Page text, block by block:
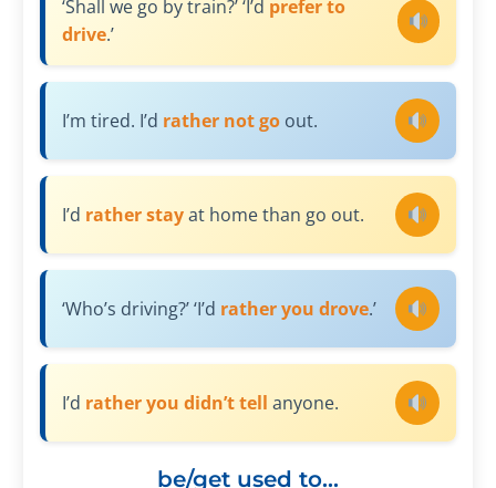
‘Shall we go by train?’ ‘I’d prefer to
drive.’
I’m tired. I’d rather not goout.
I’d rather stayat home than go out.
‘Who’s driving?’ ‘I’d rather you drove.’
I’d rather you didn’t tell anyone.
be/get used to...